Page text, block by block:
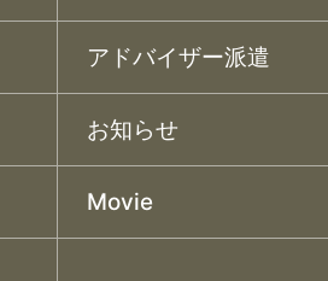
アドバイザー派遣
お知らせ
Movie